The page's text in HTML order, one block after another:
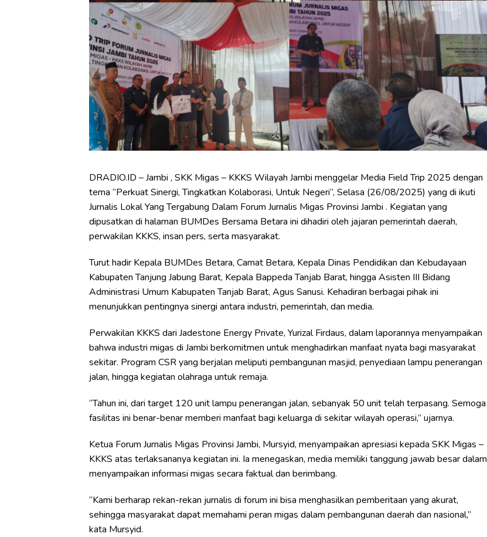
DRADIO.ID – Jambi , SKK Migas – KKKS Wilayah Jambi menggelar Media Field Trip 2025 dengan
tema “Perkuat Sinergi, Tingkatkan Kolaborasi, Untuk Negeri”, Selasa (26/08/2025) yang di ikuti
Jurnalis Lokal Yang Tergabung Dalam Forum Jurnalis Migas Provinsi Jambi . Kegiatan yang
dipusatkan di halaman BUMDes Bersama Betara ini dihadiri oleh jajaran pemerintah daerah,
perwakilan KKKS, insan pers, serta masyarakat.
Turut hadir Kepala BUMDes Betara, Camat Betara, Kepala Dinas Pendidikan dan Kebudayaan
Kabupaten Tanjung Jabung Barat, Kepala Bappeda Tanjab Barat, hingga Asisten III Bidang
Administrasi Umum Kabupaten Tanjab Barat, Agus Sanusi. Kehadiran berbagai pihak ini
menunjukkan pentingnya sinergi antara industri, pemerintah, dan media.
Perwakilan KKKS dari Jadestone Energy Private, Yurizal Firdaus, dalam laporannya menyampaikan
bahwa industri migas di Jambi berkomitmen untuk menghadirkan manfaat nyata bagi masyarakat
sekitar. Program CSR yang berjalan meliputi pembangunan masjid, penyediaan lampu penerangan
jalan, hingga kegiatan olahraga untuk remaja.
“Tahun ini, dari target 120 unit lampu penerangan jalan, sebanyak 50 unit telah terpasang. Semoga
fasilitas ini benar-benar memberi manfaat bagi keluarga di sekitar wilayah operasi,” ujarnya.
Ketua Forum Jurnalis Migas Provinsi Jambi, Mursyid, menyampaikan apresiasi kepada SKK Migas –
KKKS atas terlaksananya kegiatan ini. Ia menegaskan, media memiliki tanggung jawab besar dalam
menyampaikan informasi migas secara faktual dan berimbang.
“Kami berharap rekan-rekan jurnalis di forum ini bisa menghasilkan pemberitaan yang akurat,
sehingga masyarakat dapat memahami peran migas dalam pembangunan daerah dan nasional,”
kata Mursyid.